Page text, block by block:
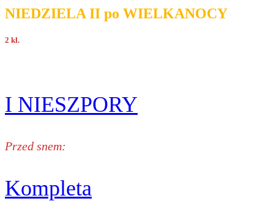
NIEDZIELA II po WIELKANOCY
2 kl.
I NIESZPORY
Przed snem:
Kompleta